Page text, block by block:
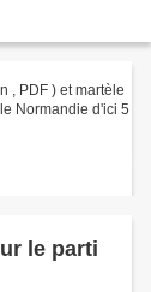
, PDF ) et martèle
Normandie d'ici 5
le parti